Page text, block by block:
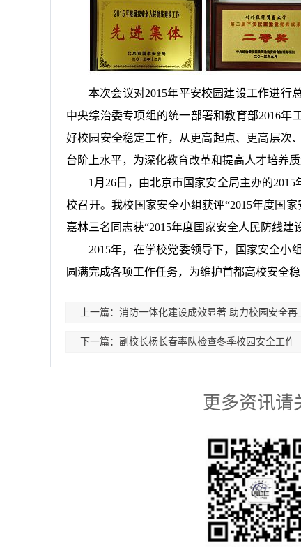
本次会议对2015年平安校园建设工作进行
中央综治委专项组的统一部署和教育部2016年
好校园安全稳定工作，从更高起点、更高层次
台阶上水平，为深化教育改革和提高人才培养质
1 月 26 日，由北京市国家安全局主办的2015
校召开。我校国家安全小组获评“2015年度国家
嘉林三名同志获“2015年度国家安全人民防线建
2015年，在学校党委领导下，国家安全小
圆满完成各项工作任务，为维护首都高校安全稳
上一篇：消防一体化建设成效显著 助力校园安全再
下一篇：副校长杨长春率队检查冬季校园安全工作
更多资讯请